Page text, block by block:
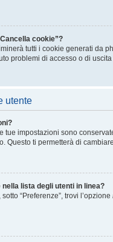
cookie”?
tutti i cookie generati da
problemi di accesso o di
utente
tue impostazioni sono
Questo ti permetterà di
lista degli utenti in linea?
“Preferenze”, trovi l’opzione